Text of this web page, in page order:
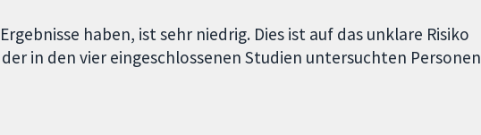
haben, ist sehr niedrig. Dies ist auf das unklare Risiko
in den vier eingeschlossenen Studien untersuchten Personen